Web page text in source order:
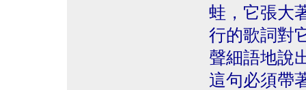
蛙，它張大
行的歌詞對
聲細語地說
這句必須帶